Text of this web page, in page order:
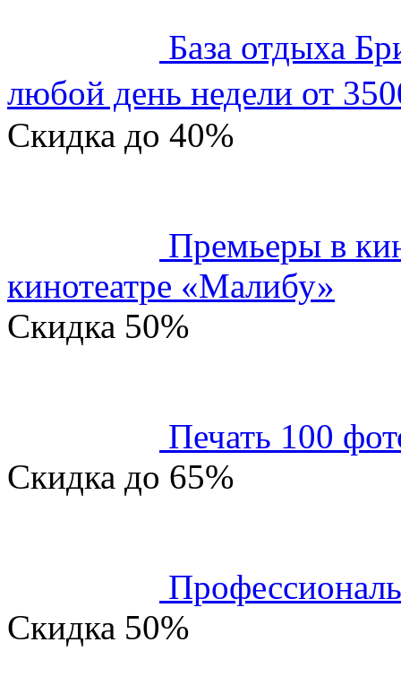
База отдыха
любой день недели от
Скидка до 40%
Премьеры в
кинотеатре «Малибу»
Скидка 50%
Печать 100
Скидка до 65%
Скидка 50%